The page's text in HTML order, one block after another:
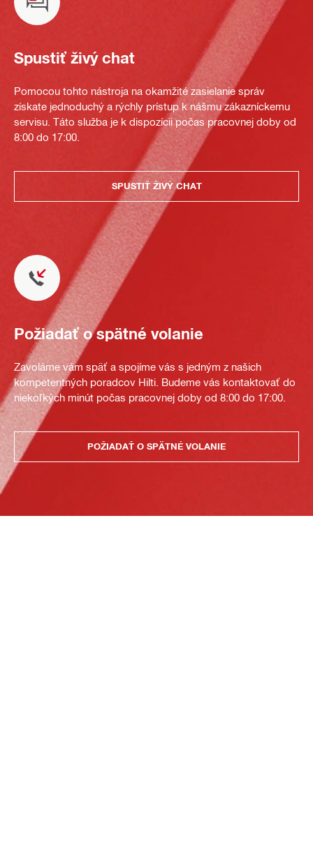
Spustiť živý chat
Pomocou tohto nástroja na okamžité zasielanie správ
získate jednoduchý a rýchly prístup k nášmu zákazníckemu
servisu. Táto služba je k dispozícii počas pracovnej doby od
8:00 do 17:00.
SPUSTIŤ ŽIVÝ CHAT
Požiadať o spätné volanie
Zavoláme vám späť a spojíme vás s jedným z našich
kompetentných poradcov Hilti. Budeme vás kontaktovať do
niekoľkých minút počas pracovnej doby od 8:00 do 17:00.
POŽIADAŤ O SPÄTNÉ VOLANIE